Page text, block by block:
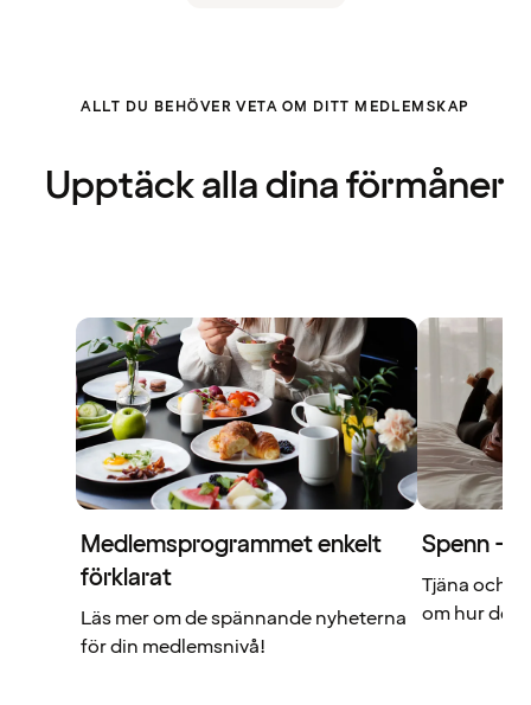
ALLT DU BEHÖVER VETA OM DITT MEDLEMSKAP
Upptäck alla dina förmåner
Medlemsprogrammet enkelt
förklarat
Läs mer om de spännande nyheterna
för din medlemsnivå!
Spenn –
Tjäna och
om hur det